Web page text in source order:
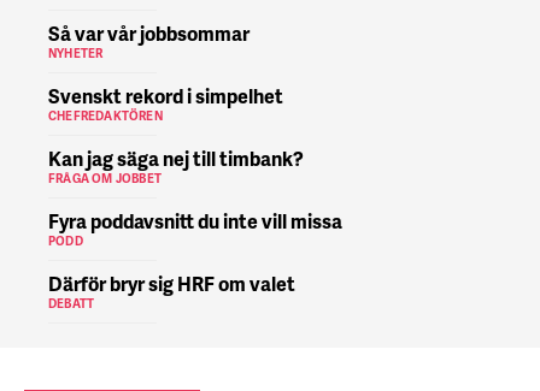
Så var vår jobbsommar
NYHETER
Svenskt rekord i simpelhet
CHEFREDAKTÖREN
Kan jag säga nej till timbank?
FRÅGA OM JOBBET
Fyra poddavsnitt du inte vill missa
PODD
Därför bryr sig HRF om valet
DEBATT